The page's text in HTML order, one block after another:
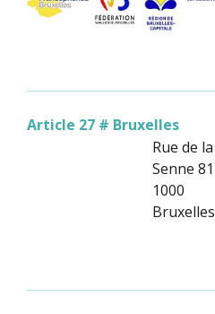
Article 27 # Bruxelles
Rue de la
Senne 81
1000
Bruxelles